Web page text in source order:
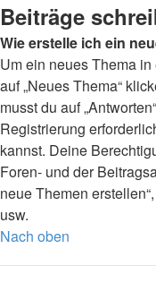
Beiträge
Wie erstelle ich ein
Um ein neues Thema
auf „Neues Thema“
musst du auf
Registrierung
kannst. Deine
Foren- und der
neue Themen
usw.
Nach oben